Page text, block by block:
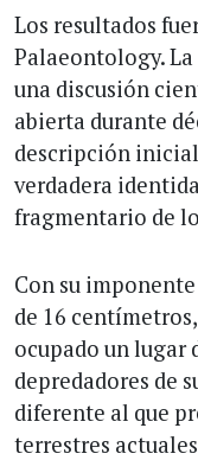
Los resultados
Palaeontology.
una discusión
abierta durante
descripción
verdadera
fragmentario de
Con su
de 16
ocupado un lugar
depredadores de
diferente al que
terrestres